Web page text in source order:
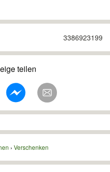
3386923199
teilen
Verschenken